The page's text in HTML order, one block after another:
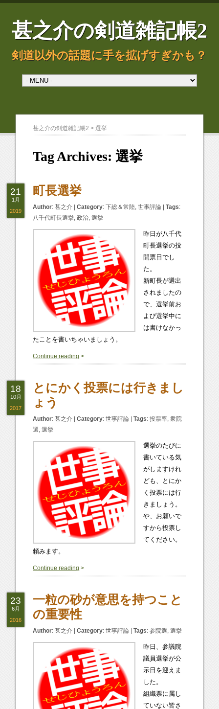
甚之介の剣道雑記帳2
剣道以外の話題に手を拡げすぎかも？
甚之介の剣道雑記帳2 >選挙
Tag Archives:選挙
町長選挙
Author:甚之介 |Category:下総＆常陸,世事評論 |Tags:
八千代町長選挙,政治,選挙
昨日が八千代
町長選挙の投
開票日でし
た。
新町長が選出
されましたの
で、選挙前お
よび選挙中に
は書けなかっ
たことを書いちゃいましょう。
Continue reading >
21
1月
2019
とにかく投票には行きまし
ょう
Author:甚之介 |Category:世事評論 |Tags:投票率,衆院
選,選挙
選挙のたびに
書いている気
がしますけれ
ども、とにか
く投票には行
きましょう。
や、お願いで
すから投票し
てください。
頼みます。
Continue reading >
18
10月
2017
一粒の砂が意思を持つこと
の重要性
Author:甚之介 |Category:世事評論 |Tags:参院選,選挙
昨日、参議院
議員選挙が公
示日を迎えま
した。
組織票に属し
ていない皆さ
23
6月
2016